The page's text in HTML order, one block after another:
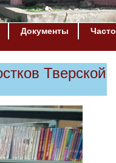
Документы
Тверской